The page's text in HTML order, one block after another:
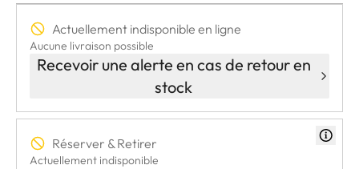
Actuellement indisponible en ligne
Aucune livraison possible
Recevoir une alerte en cas de retour en
stock
Réserver & Retirer
Actuellement indisponible